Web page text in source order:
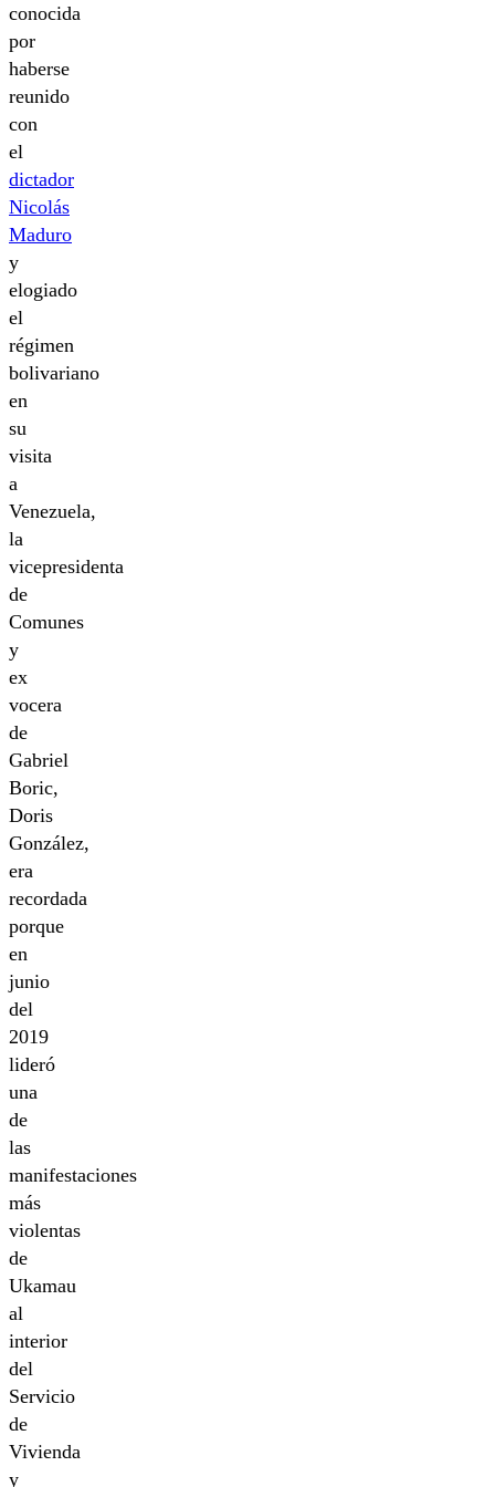
conocida
por
haberse
reunido
con
el
dictador
Nicolás
Maduro
y
elogiado
el
régimen
bolivariano
en
su
visita
a
Venezuela,
la
vicepresidenta
de
Comunes
y
ex
vocera
de
Gabriel
Boric,
Doris
González,
era
recordada
porque
en
junio
del
2019
lideró
una
de
las
manifestaciones
más
violentas
de
Ukamau
al
interior
del
Servicio
de
Vivienda
y